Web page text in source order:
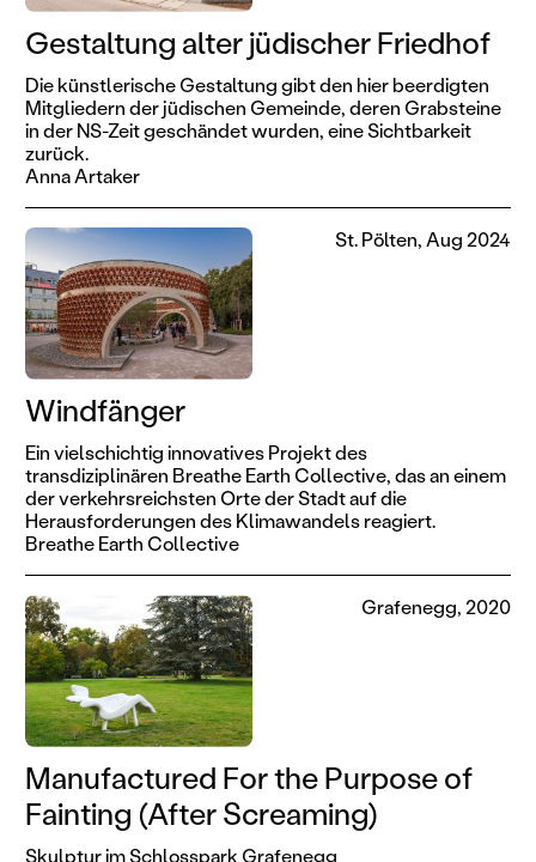
Gestaltung alter jüdischer Friedhof
Die künstlerische Gestaltung gibt den hier beerdigten
Mitgliedern der jüdischen Gemeinde, deren Grabsteine
in der NS-Zeit geschändet wurden, eine Sichtbarkeit
zurück.
Anna Artaker
Windfänger
Ein vielschichtig innovatives Projekt des
transdiziplinären Breathe Earth Collective, das an einem
der verkehrsreichsten Orte der Stadt auf die
Herausforderungen des Klimawandels reagiert.
Breathe Earth Collective
St. Pölten, Aug 2024
Manufactured For the Purpose of
Fainting (After Screaming)
Skulptur im Schlosspark Grafenegg
Grafenegg, 2020